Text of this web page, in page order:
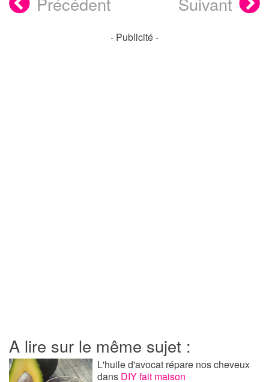
- Publicité -
A lire sur le même sujet :
L'huile d'avocat répare nos cheveux
dans DIY fait maison